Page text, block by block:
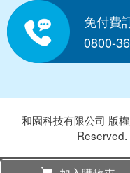
免付費
0800-
和園科技有限公司 版